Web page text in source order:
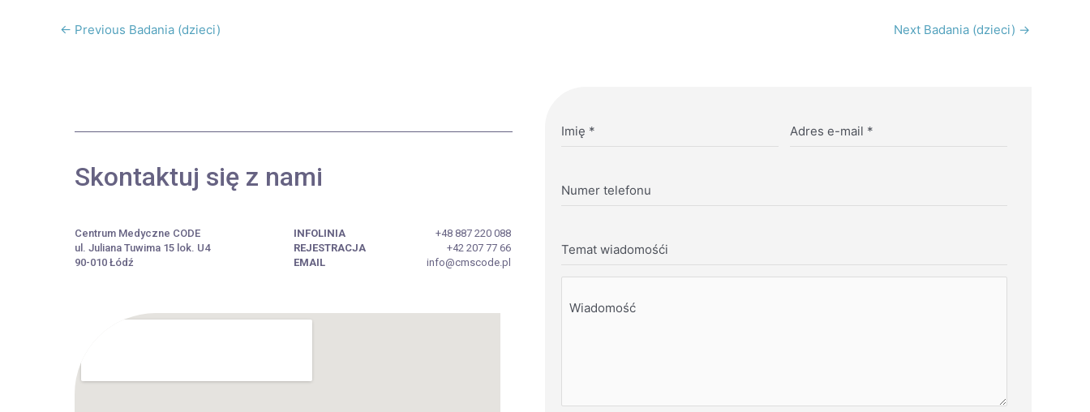
← Previous Badania (dzieci) Next Badania (dzieci) →
Skontaktuj się z nami
Centrum Medyczne CODE
ul. Juliana Tuwima 15 lok. U4
90-010 Łódź
INFOLINIA
REJESTRACJA
EMAIL
+48 887 220 088
+42 207 77 66
info@cmscode.pl
Imię * Adres e-mail *
Numer telefonu
Temat wiadomośći
Wiadomość